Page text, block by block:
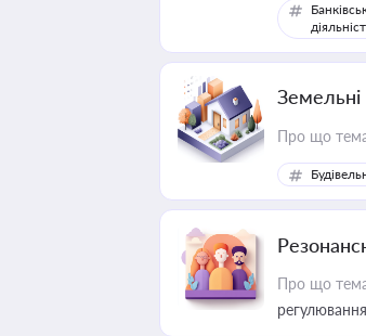
Земельні
Про що
Про що